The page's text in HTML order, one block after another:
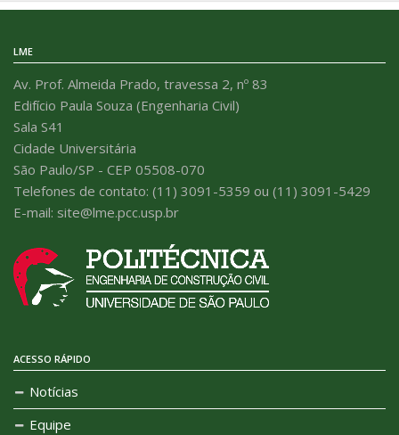
LME
Av. Prof. Almeida Prado, travessa 2, nº 83
Edifício Paula Souza (Engenharia Civil)
Sala S41
Cidade Universitária
São Paulo/SP - CEP 05508-070
Telefones de contato: (11) 3091-5359 ou (11) 3091-5429
E-mail: site@lme.pcc.usp.br
ACESSO RÁPIDO
Notícias
Equipe